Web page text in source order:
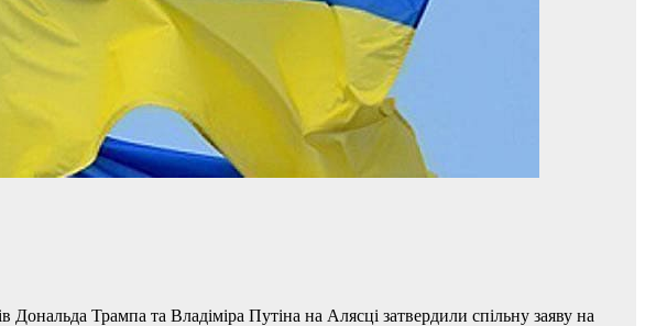
Трампа та Владіміра Путіна на Алясці затвердили спільну заяву на